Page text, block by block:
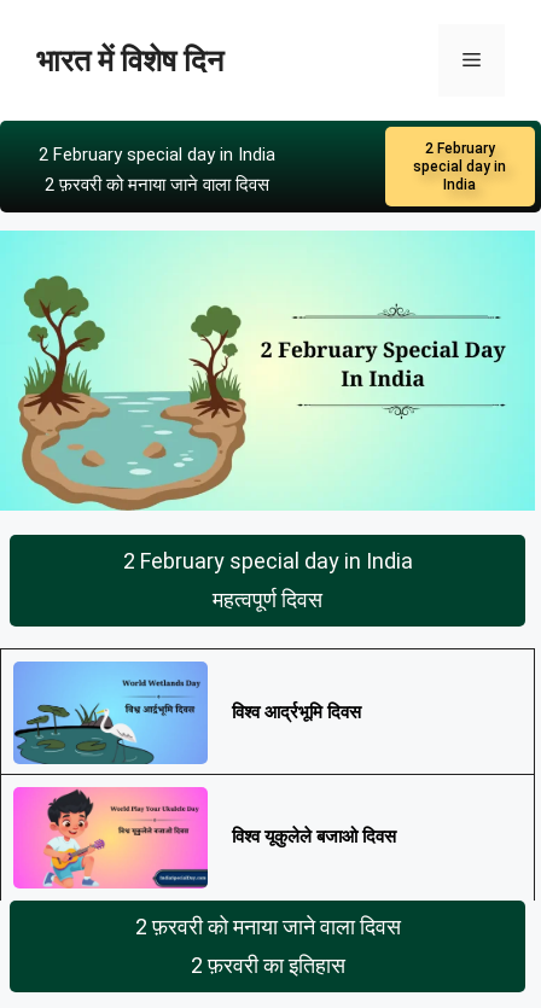
भारत में विशेष दिन
2 February special day in India
2 फ़रवरी को मनाया जाने वाला दिवस
2 February
special day in
India
2 February special day in India
महत्वपूर्ण दिवस
विश्व आर्द्रभूमि दिवस
विश्व यूकुलेले बजाओ दिवस
2 फ़रवरी को मनाया जाने वाला दिवस
2 फ़रवरी का इतिहास